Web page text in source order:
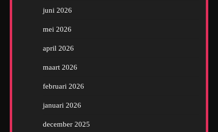
juni 2026
mei 2026
april 2026
maart 2026
februari 2026
januari 2026
december 2025